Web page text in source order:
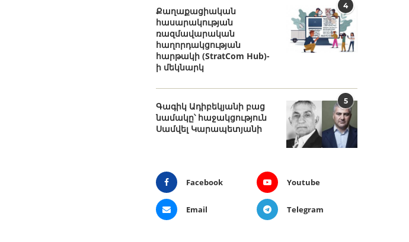
4
Քաղաքացիական
հասարակության
ռազմավարական
հաղորդակցության
հարթակի (StratCom Hub)-
ի մեկնարկ
5
Գագիկ Ադիբեկյանի բաց
նամակը՝ հաջակցություն
Սամվել Կարապետյանի
Facebook Youtube
Email Telegram